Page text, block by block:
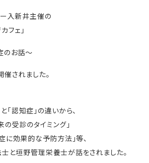
入新井主催の
フェ」
のお話～
催されました。
「認知症」の違いから、
受診のタイミング」
に効果的な予防方法」等、
と垣野管理栄養士が話をされました。